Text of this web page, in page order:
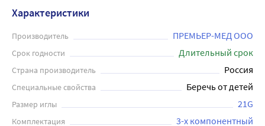
элементом в арсенале врачебной практики и домашней
аптечки.
Характеристики
Производитель ПРЕМЬЕР-МЕД ООО
Срок годности Длительный срок
Страна производитель Россия
Специальные свойства Беречь от детей
Размер иглы 21G
Комплектация 3-х компонентный